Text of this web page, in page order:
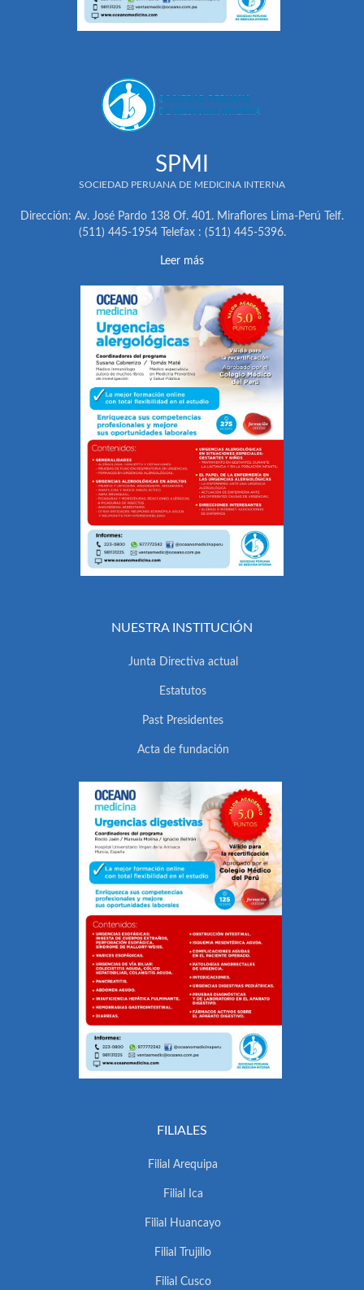
SPMI
SOCIEDAD PERUANA DE MEDICINA INTERNA
Dirección: Av. José Pardo 138 Of. 401. Miraflores Lima-Perú Telf.
(511) 445-1954 Telefax : (511) 445-5396.
Leer más
NUESTRA INSTITUCIÓN
Junta Directiva actual
Estatutos
Past Presidentes
Acta de fundación
FILIALES
Filial Arequipa
Filial Ica
Filial Huancayo
Filial Trujillo
Filial Cusco